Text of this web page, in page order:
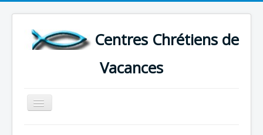
Centres Chrétiens de
Vacances
Basculer
la